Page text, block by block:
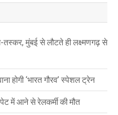
तस्कर, मुंबई से लौटते ही लक्ष्मणगढ़ से
होगी ‘भारत गौरव’ स्पेशल ट्रेन
में आने से रेलकर्मी की मौत